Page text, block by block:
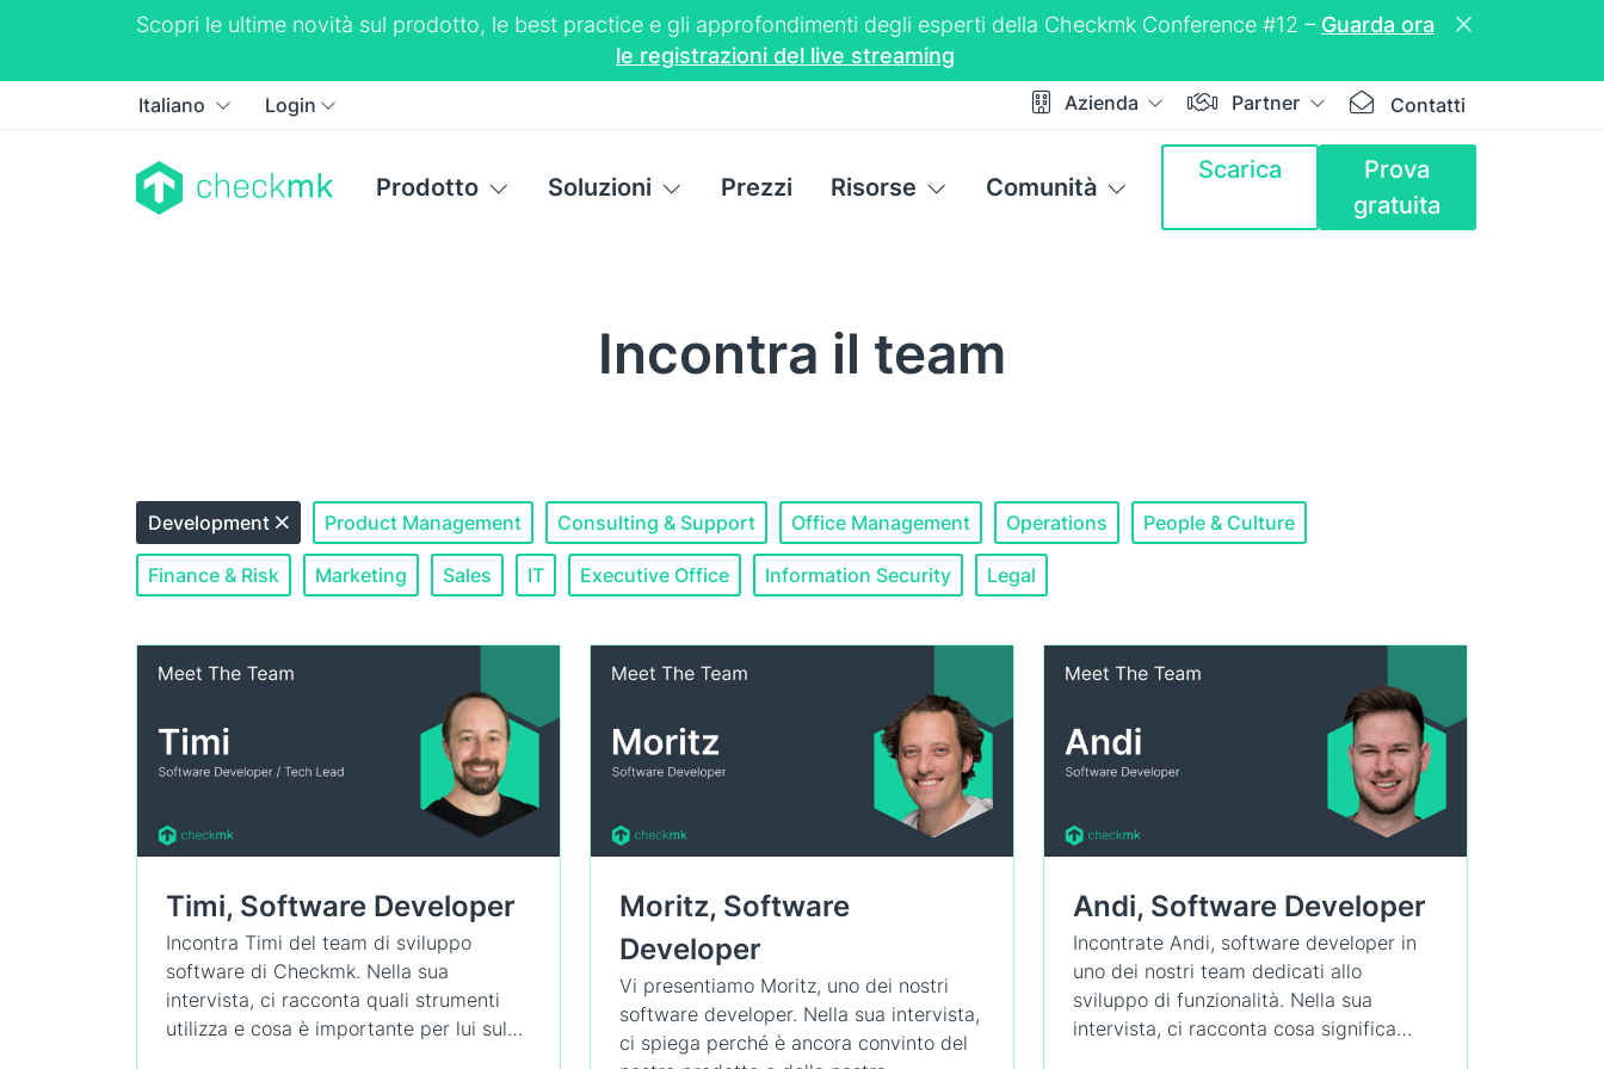
Scopri le ultime novità sul prodotto, le best practice e gli approfondimenti degli esperti della Checkmk Conference #12 – Guarda ora
le registrazioni del live streaming
Italiano Login Azienda Partner Contatti
Prodotto Soluzioni Prezzi Risorse Comunità
Scarica
Prova
gratuita
Incontra il team
Development ChiudiProduct Management Consulting & Support Office Management Operations People & Culture
Finance & Risk Marketing Sales IT Executive Office Information Security Legal
Timi, Software Developer
Incontra Timi del team di sviluppo
software di Checkmk. Nella sua
intervista, ci racconta quali strumenti
utilizza e cosa è importante per lui sul…
Moritz, Software
Developer
Vi presentiamo Moritz, uno dei nostri
software developer. Nella sua intervista,
ci spiega perché è ancora convinto del
Andi, Software Developer
Incontrate Andi, software developer in
uno dei nostri team dedicati allo
sviluppo di funzionalità. Nella sua
intervista, ci racconta cosa significa…